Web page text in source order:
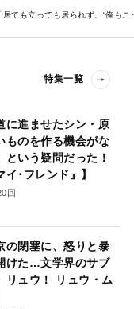
居ても立っても居られず、“俺も
特集一覧
に進ませたシン・原
ものを作る機会がな
いう疑問だった！
イ･フレンド』】
回
の閉塞に、怒りと暴
けた…文学界のサブ
リュウ！ リュウ・ム